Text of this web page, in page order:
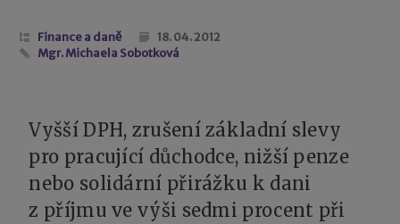
Finance a daně
18. 04. 2012
Mgr. Michaela Sobotková
Vyšší DPH, zrušení základní slevy
pro pracující důchodce, nižší penze
nebo solidární přirážku k dani
z příjmu ve výši sedmi procent při